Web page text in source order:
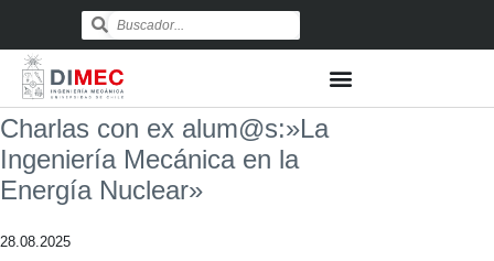
Charlas con ex alum@s:»La
Ingeniería Mecánica en la
Energía Nuclear»
28.08.2025